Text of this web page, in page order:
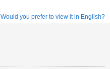
Would you prefer to view it in English?